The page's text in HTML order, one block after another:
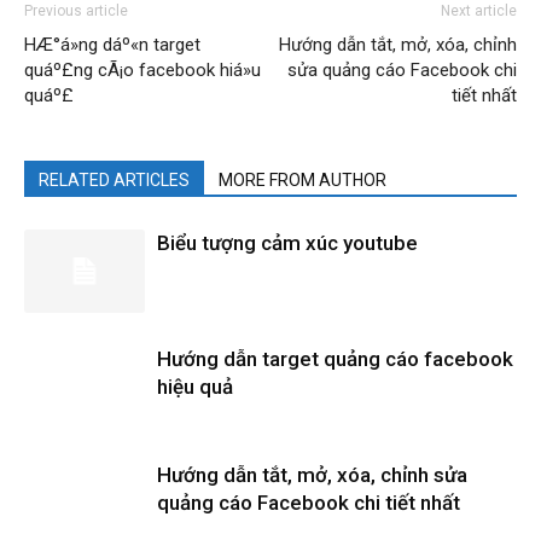
Previous article
HÆ°á»ng dáº«n target
quáº£ng cÃ¡o facebook hiá»u
quáº£
Next article
Hướng dẫn tắt, mở, xóa, chỉnh
sửa quảng cáo Facebook chi
tiết nhất
RELATED ARTICLES MORE FROM AUTHOR
Biểu tượng cảm xúc youtube
Hướng dẫn target quảng cáo facebook
hiệu quả
Hướng dẫn tắt, mở, xóa, chỉnh sửa
quảng cáo Facebook chi tiết nhất